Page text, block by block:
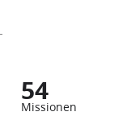
54
Missionen